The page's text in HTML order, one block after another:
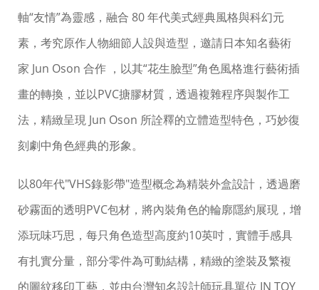
軸“友情”為靈感，融合 80 年代美式經典風格與科幻元
素，考究原作人物細節人設與造型，邀請日本知名藝術
家 Jun Oson 合作 ，以其“花生臉型”角色風格進行藝術插
畫的轉換，並以PVC搪膠材質，透過複雜程序與製作工
法，精緻呈現 Jun Oson 所詮釋的立體造型特色，巧妙復
刻劇中角色經典的形象。
以80年代"VHS錄影帶"造型概念為精裝外盒設計，透過磨
砂霧面的透明PVC包材，將內裝角色的輪廓隱約展現，增
添玩味巧思，每只角色造型高度約10英吋，實體手感具
有扎實分量，部分零件為可動結構，精緻的塗裝及繁複
的圖紋移印工藝，並由台灣知名設計師玩具單位 IN TOY